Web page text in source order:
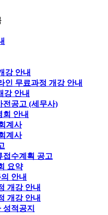
강 안내
인 무료과정 개강 안내
강 안내
전공고 (세무사)
회 안내
계사
계사
접수계획 공고
요약
안내
개강 안내
개강 안내
적공지